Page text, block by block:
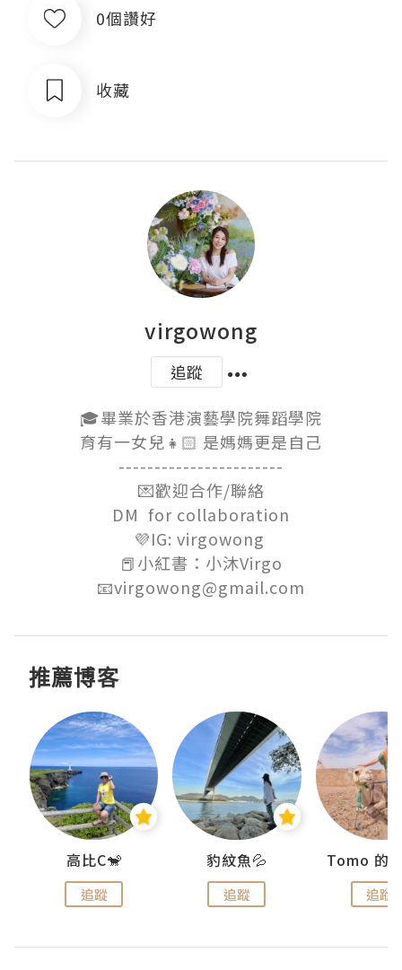
0個讚好
收藏
virgowong
追蹤
🎓畢業於香港演藝學院舞蹈學院
育有一女兒👧🏻 是媽媽更是自己
-----------------------
💌歡迎合作/聯絡
DM  for collaboration
💜IG: virgowong
📕小紅書：小沐Virgo
📧virgowong@gmail.com
推薦博客
高比C🐒
追蹤
豹紋魚💦
追蹤 追蹤